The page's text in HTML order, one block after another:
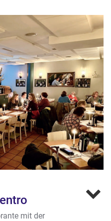
mit der